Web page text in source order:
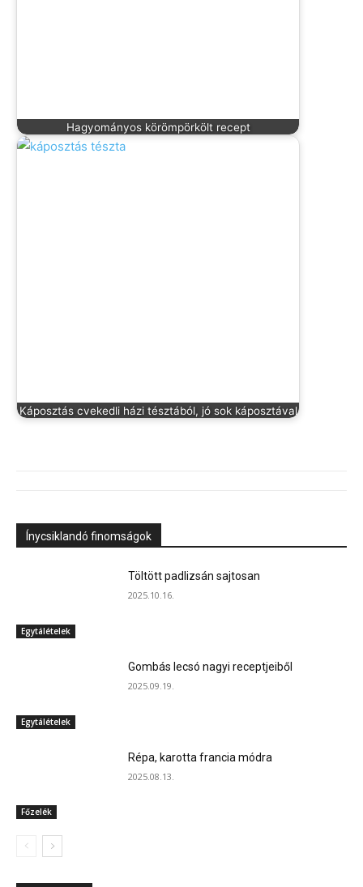
Hagyományos körömpörkölt recept
Káposztás cvekedli házi tésztából, jó sok káposztával
Ínycsiklandó finomságok
Egytálételek
Töltött padlizsán sajtosan
2025.10.16.
Egytálételek
Gombás lecsó nagyi receptjeiből
2025.09.19.
Főzelék
Répa, karotta francia módra
2025.08.13.